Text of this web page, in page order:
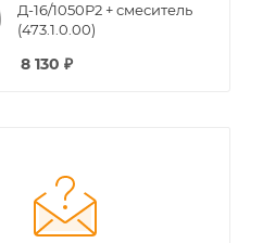
Д-16/1050Р2 + смеситель
(473.1.0.00)
8 130 ₽